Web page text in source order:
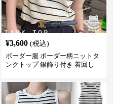
¥3,600 (税込)
ボーダー服 ボーダー柄ニットタ
ンクトップ 銀飾り付き 着回し